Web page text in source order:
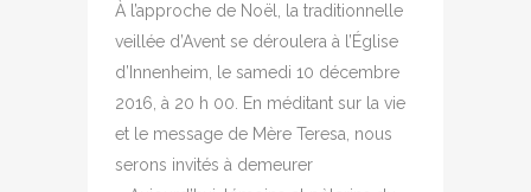
À l’approche de Noël, la traditionnelle
veillée d’Avent se déroulera à l’Église
d’Innenheim, le samedi 10 décembre
2016, à 20 h 00. En méditant sur la vie
et le message de Mère Teresa, nous
serons invités à demeurer